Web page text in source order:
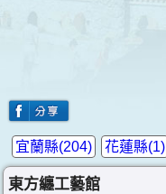
宜蘭縣(204) 花蓮縣(1)
東方纏工藝館